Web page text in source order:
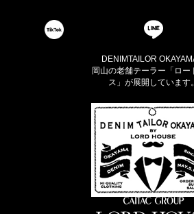
DENIMTAILOR
岡山の老舗テーラー「ロー
ス」が展開しています。